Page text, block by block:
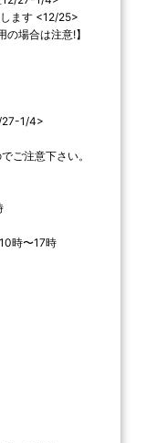
ます <12/25>
場合は注意!】
27-1/4>
ご注意下さい。
時〜17時